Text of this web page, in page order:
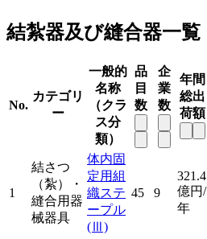
結紮器及び縫合器一覧
No.
カテゴリ
ー
一般的
名称
（クラ
ス分
類）
品
目
数
企
業
数
年間
総出
荷額
1
結さつ
（紮）・
縫合用器
械器具
体内固
定用組
織ステ
ープル
(Ⅲ)
45 9
321.4
億円/
年